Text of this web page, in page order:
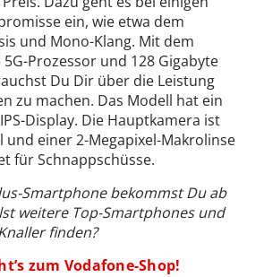
ein, wie etwa dem
und Mono-Klang. Mit dem
Prozessor und 128 Gigabyte
Du Dir über die Leistung
zu machen. Das Modell hat ein
Display. Die Hauptkamera ist
und einer 2-Megapixel-Makrolinse
für Schnappschüsse.
Smartphone bekommst Du ab
weitere Top-Smartphones und
finden?
zum Vodafone-Shop!